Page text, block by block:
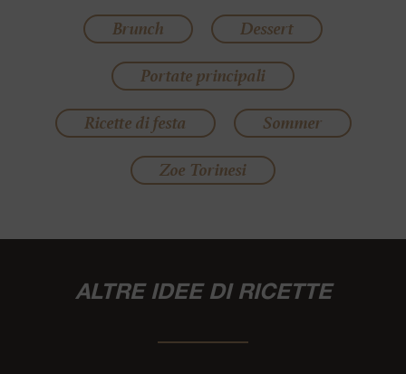
Brunch
Dessert
Portate principali
Ricette di festa
Sommer
Zoe Torinesi
ALTRE IDEE DI RICETTE